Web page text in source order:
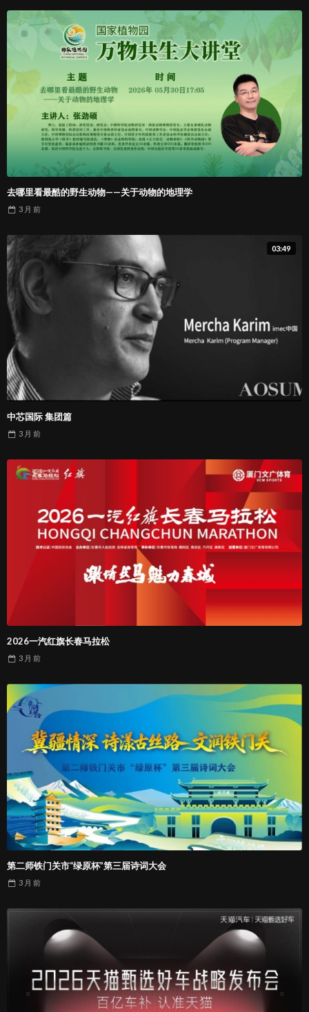
去哪里看最酷的野生动物——关于动物的地理学
3 月 前
03:49
中芯国际 集团篇
3 月 前
2026一汽红旗长春马拉松
3 月 前
第二师铁门关市“绿原杯”第三届诗词大会
3 月 前